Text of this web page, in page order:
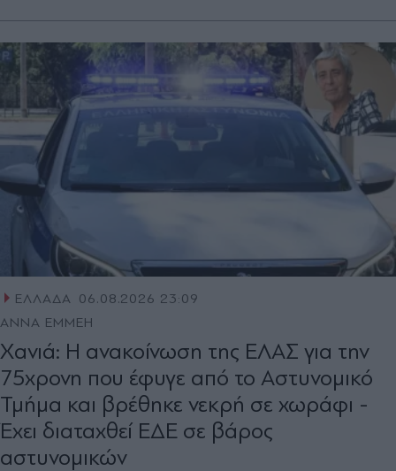
ΕΛΛΑΔΑ 06.08.2026 23:09
ΑΝΝΑ ΕΜΜΕΗ
Χανιά: Η ανακοίνωση της ΕΛΑΣ για την
75χρονη που έφυγε από το Αστυνομικό
Τμήμα και βρέθηκε νεκρή σε χωράφι -
Έχει διαταχθεί ΕΔΕ σε βάρος
αστυνομικών